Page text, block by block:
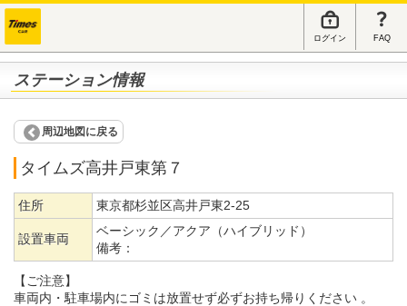
ログイン FAQ
ステーション情報
周辺地図に戻る
タイムズ高井戸東第７
住所 東京都杉並区高井戸東2-25
設置車両
ベーシック／アクア（ハイブリッド）
備考：
【ご注意】
車両内・駐車場内にゴミは放置せず必ずお持ち帰りください 。